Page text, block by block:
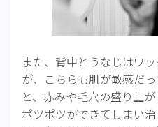
また、背中とうなじはワ
が、こちらも肌が敏感だ
と、赤みや毛穴の盛り上が
ポツポツができてしまい